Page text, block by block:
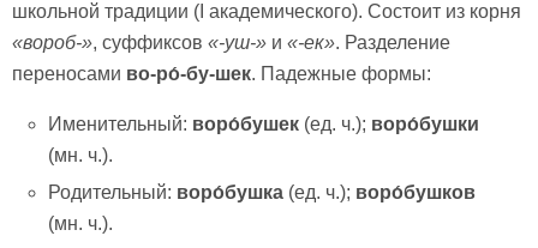
школьной традиции (I академического). Состоит из корня
«вороб-», суффиксов «-уш-» и «-ек». Разделение
переносами во-ро́-бу-шек. Падежные формы:
Именительный: воро́бушек (ед. ч.); воро́бушки
(мн. ч.).
Родительный: воро́бушка (ед. ч.); воро́бушков
(мн. ч.).